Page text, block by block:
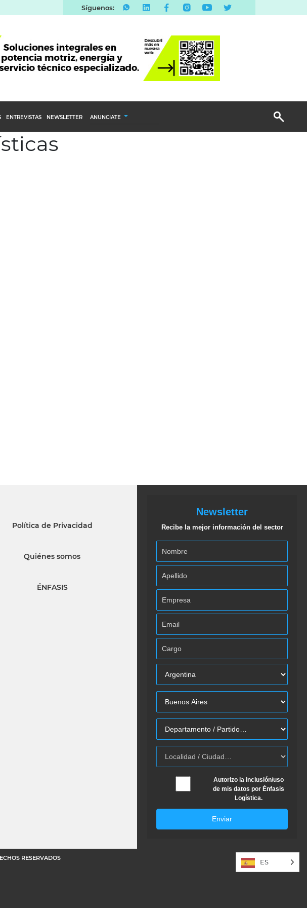
Síguenos:
ENTREVISTAS NEWSLETTER ANUNCIATE
Política de Privacidad
Quiénes somos
ÉNFASIS
Newsletter
Recibe la mejor información del sector
Autorizo la inclusión/uso
de mis datos por Énfasis
Logística.
Enviar
RESERVADOS ES